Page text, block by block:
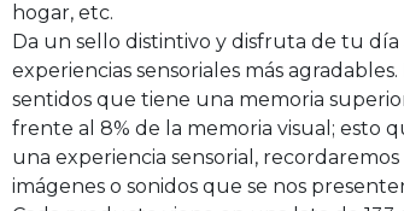
hogar, etc.
Da un sello distintivo y disfruta de tu día
experiencias sensoriales más
sentidos que tiene una memoria
frente al 8% de la memoria visual; esto
una experiencia sensorial, recordaremos
imágenes o sonidos que se nos